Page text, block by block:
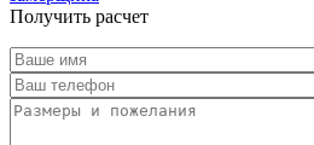
Получить расчет